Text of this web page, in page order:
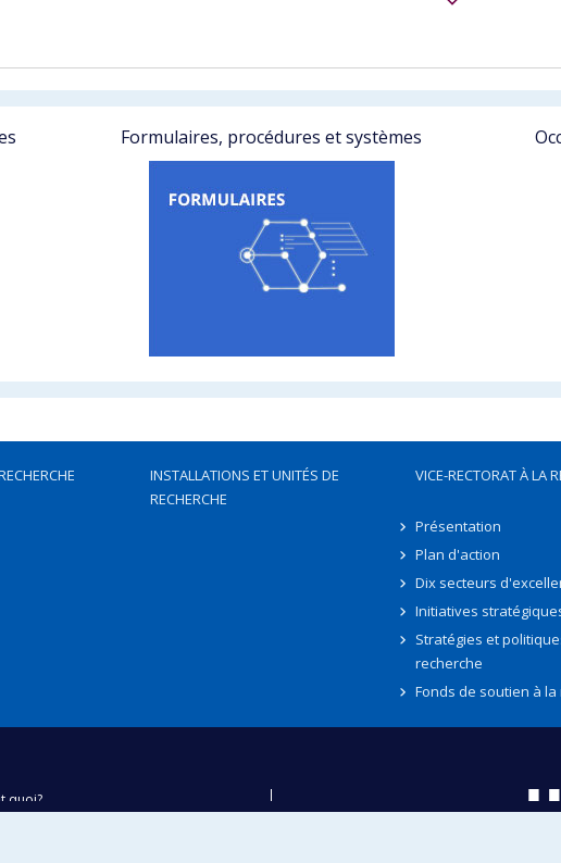
Formulaires, procédures et systèmes
INSTALLATIONS ET UNITÉS DE
RECHERCHE
VICE-RECTORAT À LA
Présentation
Plan d'action
Dix secteurs
Initiatives
Stratégies et
recherche
Fonds de soutien à
quoi?